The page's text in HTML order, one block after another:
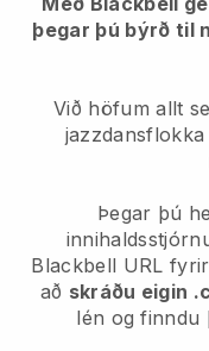
þegar þú býrð til
Við höfum allt
Þegar þú
Blackbell URL
að skráðu eigin
lén og finndu